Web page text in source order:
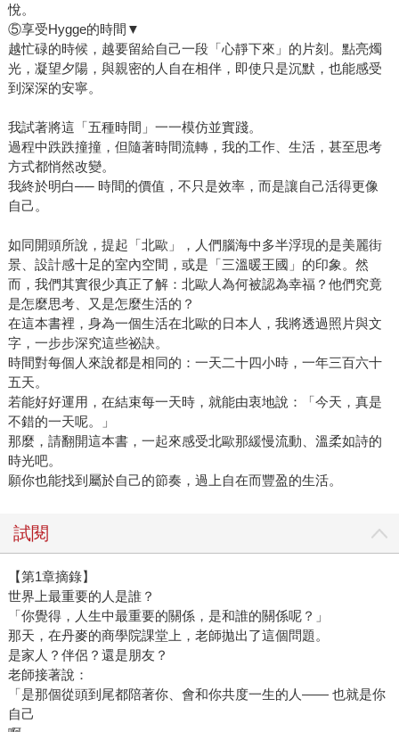
悅。
⑤享受Hygge的時間▼
越忙碌的時候，越要留給自己一段「心靜下來」的片刻。點亮燭
光，凝望夕陽，與親密的人自在相伴，即使只是沉默，也能感受
到深深的安寧。
我試著將這「五種時間」一一模仿並實踐。
過程中跌跌撞撞，但隨著時間流轉，我的工作、生活，甚至思考
方式都悄然改變。
我終於明白── 時間的價值，不只是效率，而是讓自己活得更像
自己。
如同開頭所說，提起「北歐」，人們腦海中多半浮現的是美麗街
景、設計感十足的室內空間，或是「三溫暖王國」的印象。然
而，我們其實很少真正了解：北歐人為何被認為幸福？他們究竟
是怎麼思考、又是怎麼生活的？
在這本書裡，身為一個生活在北歐的日本人，我將透過照片與文
字，一步步深究這些祕訣。
時間對每個人來說都是相同的：一天二十四小時，一年三百六十
五天。
若能好好運用，在結束每一天時，就能由衷地說：「今天，真是
不錯的一天呢。」
那麼，請翻開這本書，一起來感受北歐那緩慢流動、溫柔如詩的
時光吧。
願你也能找到屬於自己的節奏，過上自在而豐盈的生活。
試閱
【第1章摘錄】
世界上最重要的人是誰？
「你覺得，人生中最重要的關係，是和誰的關係呢？」
那天，在丹麥的商學院課堂上，老師拋出了這個問題。
是家人？伴侶？還是朋友？
老師接著說：
「是那個從頭到尾都陪著你、會和你共度一生的人—— 也就是你
自己